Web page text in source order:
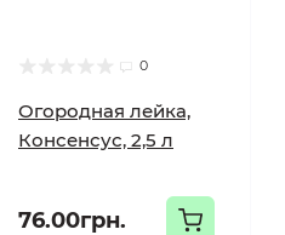
0
Огородная лейка,
Консенсус, 2,5 л
76.00грн.